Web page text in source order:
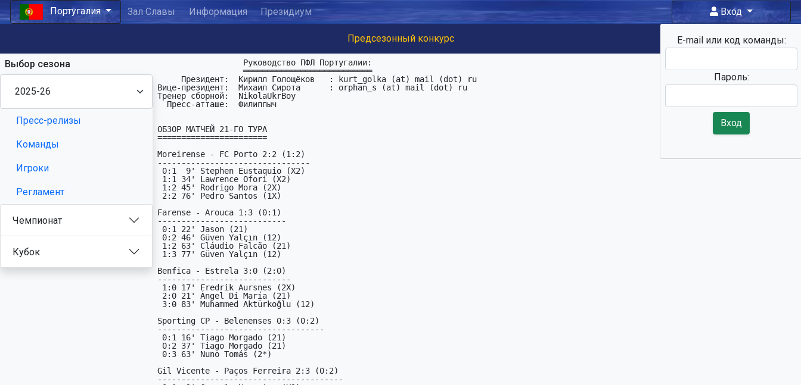
Португалия Зал Славы Информация Президиум Вход
E-mail или код команды:
Пароль:
Вход
Предсезонный конкурс
Выбор сезона
Пресс-релизы
Команды
Игроки
Регламент
Чемпионат
Кубок
                  ═══════════════════════════
Вице-президент:  Михаил Сирота      : orphan_s (at) mail (dot) ru
Тренер сборной:  NikolaUkrBoy
ОБЗОР МАТЧЕЙ 21-ГО ТУРА
=======================
Moreirense - FC Porto 2:2 (1:2)
--------------------------------
Farense - Arouca 1:3 (0:1)
---------------------------
Benfica - Estrela 3:0 (2:0)
----------------------------
Sporting CP - Belenenses 0:3 (0:2)
-----------------------------------
Gil Vicente - Paços Ferreira 2:3 (0:2)
---------------------------------------